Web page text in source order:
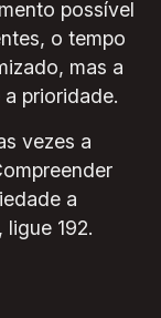
possível
o tempo
mas a
prioridade.
vezes a
a
192.